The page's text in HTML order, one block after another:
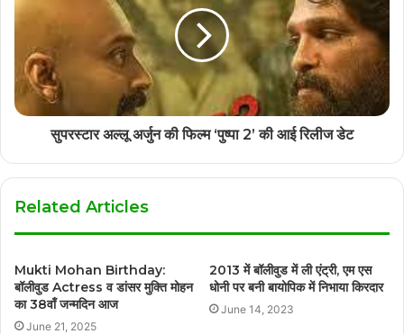
सुपरस्टार अल्लू अर्जुन की फिल्म ‘पुष्पा 2’ की आई रिलीज डेट
Related Articles
Mukti Mohan Birthday:
बॉलीवुड Actress व डांसर मुक्ति मोहन
का 38वाँ जन्मदिन आज
June 21, 2025
2013 में बॉलीवुड में ली एंट्री, एम एस
धोनी पर बनी बायोपिक में निभाया किरदार
June 14, 2023